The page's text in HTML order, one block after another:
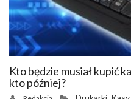
Kto będzie musiał kupić
kto później?